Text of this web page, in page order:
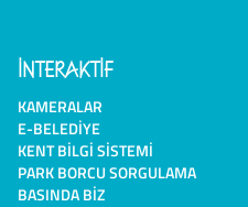
İNTERAKTİF
KAMERALAR
E-BELEDIYE
KENT BILGI SISTEMI
PARK BORCU SORGULAMA
BASINDA BIZ